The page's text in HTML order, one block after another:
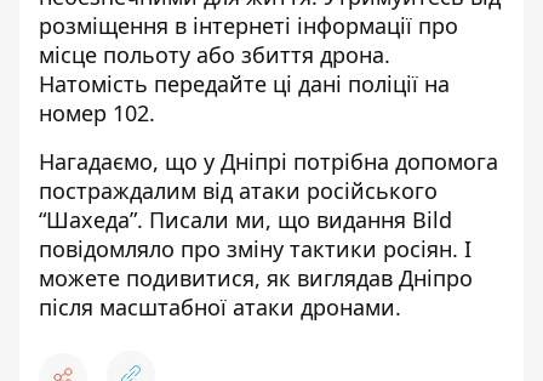
розміщення в інтернеті інформації про
місце польоту або збиття дрона.
Натомість передайте ці дані поліції на
номер 102.
Нагадаємо, що у Дніпрі потрібна допомога
постраждалим від атаки російського
“Шахеда”. Писали ми, що видання Bild
повідомляло про зміну тактики росіян. І
можете подивитися, як виглядав Дніпро
після масштабної атаки дронами.